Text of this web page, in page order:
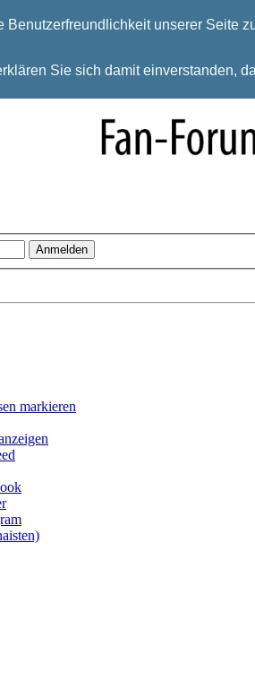
Benutzerfreundlichkeit unserer Seite
Sie sich damit einverstanden,
markieren